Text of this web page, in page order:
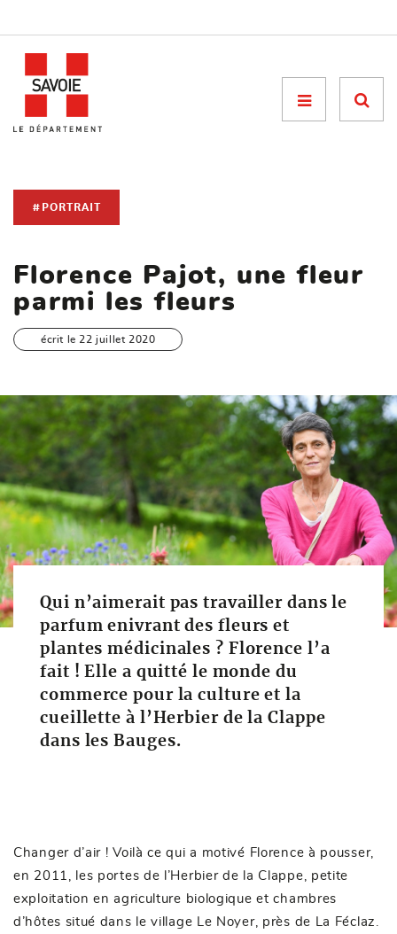
Menu

#PORTRAIT
Florence Pajot, une fleur
parmi les fleurs
écrit le 22 juillet 2020
Qui n’aimerait pas travailler dans le
parfum enivrant des fleurs et
plantes médicinales ? Florence l’a
fait ! Elle a quitté le monde du
commerce pour la culture et la
cueillette à l’Herbier de la Clappe
dans les Bauges.
Changer d’air ! Voilà ce qui a motivé Florence à pousser,
en 2011, les portes de l’Herbier de la Clappe, petite
exploitation en agriculture biologique et chambres
d’hôtes situé dans le village Le Noyer, près de La Féclaz.